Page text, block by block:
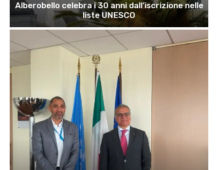
Alberobello celebra i 30 anni dall’iscrizione nelle
liste UNESCO